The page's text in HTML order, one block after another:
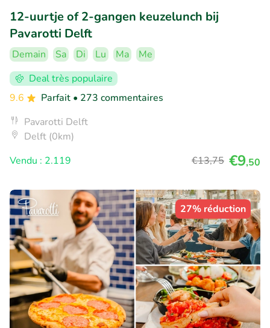
12-uurtje of 2-gangen keuzelunch bij
Pavarotti Delft
Demain Sa Di Lu Ma
Me
Deal très populaire
9.6
Parfait • 273 commentaires
Pavarotti Delft
Delft (0km)
Vendu : 2.119
€13,75 €9,50
27% réduction